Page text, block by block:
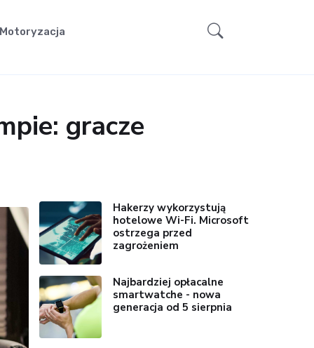
Motoryzacja
gracze
Hakerzy wykorzystują
hotelowe Wi-Fi. Microsoft
ostrzega przed
zagrożeniem
Najbardziej opłacalne
smartwatche - nowa
generacja od 5 sierpnia